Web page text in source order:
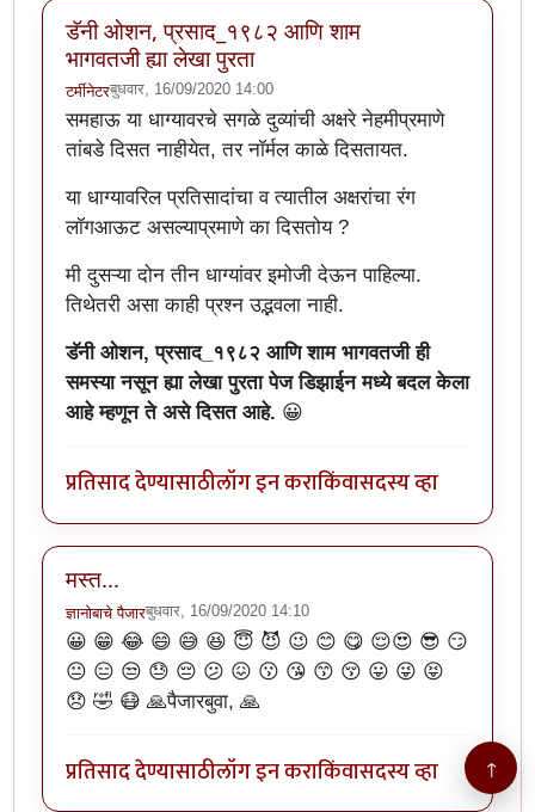
डॅनी ओशन, प्रसाद_१९८२ आणि शाम
भागवतजी ह्या लेखा पुरता
टर्मीनेटरबुधवार, 16/09/2020 14:00
समहाऊ या धाग्यावरचे सगळे दुव्यांची अक्षरे नेहमीप्रमाणे
तांबडे दिसत नाहीयेत, तर नॉर्मल काळे दिसतायत.
या धाग्यावरिल प्रतिसादांचा व त्यातील अक्षरांचा रंग
लॉगआऊट असल्याप्रमाणे का दिसतोय ?
मी दुसऱ्या दोन तीन धाग्यांवर इमोजी देऊन पाहिल्या.
तिथेतरी असा काही प्रश्न उद्भवला नाही.
डॅनी ओशन, प्रसाद_१९८२ आणि शाम भागवतजी ही
समस्या नसून ह्या लेखा पुरता पेज डिझाईन मध्ये बदल केला
आहे म्हणून ते असे दिसत आहे. 😀
प्रतिसाद देण्यासाठीलॉग इन कराकिंवासदस्य व्हा
मस्त...
ज्ञानोबाचे पैजारबुधवार, 16/09/2020 14:10
😀 😁 😂 😄 😅 😆 😇 😈 😉 😊 😋 😌😍 😎 😏
😐 😑 😒 😓 😔 😕 😖 😗 😘 😙 😚 😛 😜 😝
😞 🤣 😷 🙏पैजारबुवा, 🙏
प्रतिसाद देण्यासाठीलॉग इन कराकिंवासदस्य व्हा ↑